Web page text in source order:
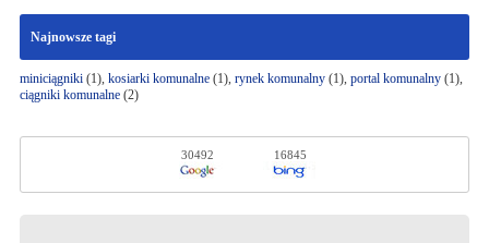
Najnowsze tagi
miniciągniki(1), kosiarki komunalne(1), rynek komunalny(1), portal komunalny(1),
ciągniki komunalne(2)
30492 16845